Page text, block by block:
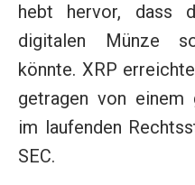
hebt hervor, dass
digitalen Münze
könnte. XRP
getragen von einem
im laufenden
SEC.